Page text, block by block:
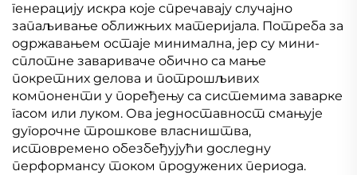
генерацију искра које спречавају случајно
запаљивање оближњих материјала. Потреба за
одржавањем остаје минимална, јер су мини-
сплотне завариваче обично са мање
покретних делова и потрошљивих
компоненти у поређењу са системима заварке
гасом или луком. Ова једноставност смањује
дугорочне трошкове власништва,
истовремено обезбеђујући доследну
перформансу током продужених периода.